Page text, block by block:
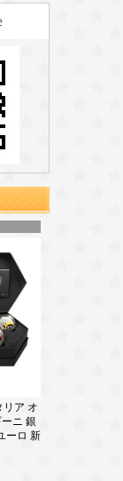
リア オ
ニ 銀
ーロ 新